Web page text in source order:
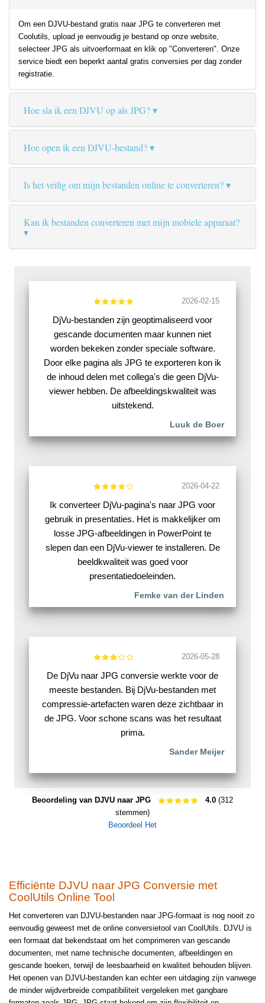
Om een DJVU-bestand gratis naar JPG te converteren met
Coolutils, upload je eenvoudig je bestand op onze website,
selecteer JPG als uitvoerformaat en klik op "Converteren". Onze
service biedt een beperkt aantal gratis conversies per dag zonder
registratie.
Hoe sla ik een DJVU op als JPG?
Hoe open ik een DJVU-bestand?
Is het veilig om mijn bestanden online te converteren?
Kan ik bestanden converteren met mijn mobiele apparaat?
2026-02-15
DjVu-bestanden zijn geoptimaliseerd voor
gescande documenten maar kunnen niet
worden bekeken zonder speciale software.
Door elke pagina als JPG te exporteren kon ik
de inhoud delen met collega's die geen DjVu-
viewer hebben. De afbeeldingskwaliteit was
uitstekend.
Luuk de Boer
2026-04-22
Ik converteer DjVu-pagina's naar JPG voor
gebruik in presentaties. Het is makkelijker om
losse JPG-afbeeldingen in PowerPoint te
slepen dan een DjVu-viewer te installeren. De
beeldkwaliteit was goed voor
presentatiedoeleinden.
Femke van der Linden
2026-05-28
De DjVu naar JPG conversie werkte voor de
meeste bestanden. Bij DjVu-bestanden met
compressie-artefacten waren deze zichtbaar in
de JPG. Voor schone scans was het resultaat
prima.
Sander Meijer
Beoordeling van DJVU naar JPG 4.0 (312
stemmen)
Beoordeel Het
Efficiënte DJVU naar JPG Conversie met
CoolUtils Online Tool
Het converteren van DJVU-bestanden naar JPG-formaat is nog nooit zo
eenvoudig geweest met de online conversietool van CoolUtils. DJVU is
een formaat dat bekendstaat om het comprimeren van gescande
documenten, met name technische documenten, afbeeldingen en
gescande boeken, terwijl de leesbaarheid en kwaliteit behouden blijven.
Het openen van DJVU-bestanden kan echter een uitdaging zijn vanwege
de minder wijdverbreide compatibiliteit vergeleken met gangbare